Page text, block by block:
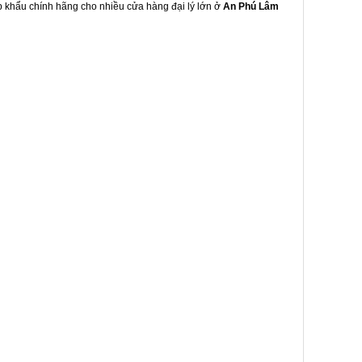
khẩu chính hãng cho nhiều cửa hàng đại lý lớn ở An Phú Lâm